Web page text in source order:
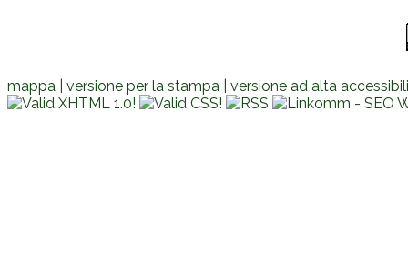
mappa versione per la stampa versione ad alta